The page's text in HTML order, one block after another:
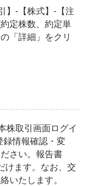
】-【株式】-【注
定株数、約定単
「詳細」をクリ
株取引画面ログイ
録情報確認・変
さい。報告書
けます。なお、交
いたします。